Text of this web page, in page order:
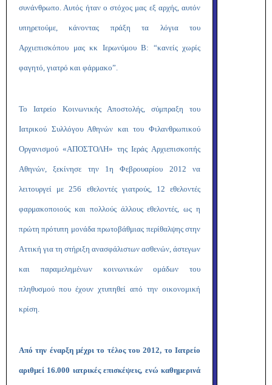
συνάνθρωπο. Αυτός ήταν ο στόχος μας εξ αρχής, αυτόν
υπηρετούμε, κάνοντας πράξη τα λόγια του
Αρχιεπισκόπου μας κκ Ιερωνύμου Β: “κανείς χωρίς
φαγητό, γιατρό και φάρμακο”.
Το Ιατρείο Κοινωνικής Αποστολής, σύμπραξη του
Ιατρικού Συλλόγου Αθηνών και του Φιλανθρωπικού
Οργανισμού «ΑΠΟΣΤΟΛΗ» της Ιεράς Αρχιεπισκοπής
Αθηνών, ξεκίνησε την 1η Φεβρουαρίου 2012 να
λειτουργεί με 256 εθελοντές γιατρούς, 12 εθελοντές
φαρμακοποιούς και πολλούς άλλους εθελοντές, ως η
πρώτη πρότυπη μονάδα πρωτοβάθμιας περίθαλψης στην
Αττική για τη στήριξη ανασφάλιστων ασθενών, άστεγων
και παραμελημένων κοινωνικών ομάδων του
πληθυσμού που έχουν χτυπηθεί από την οικονομική
κρίση.
Από την έναρξη μέχρι το τέλος του 2012, το Ιατρείο
αριθμεί 16.000 ιατρικές επισκέψεις, ενώ καθημερινά